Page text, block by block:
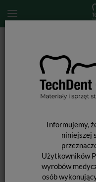
Informujemy,
niniejszej
Użytkowników
wyrobów
osób